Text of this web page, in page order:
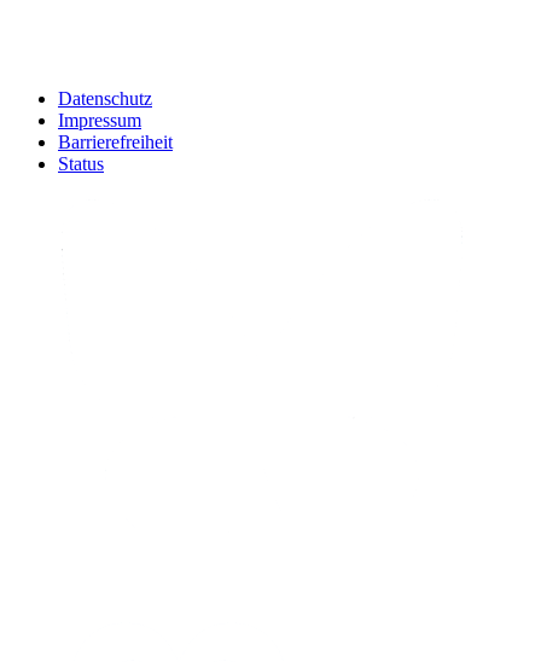
Datenschutz
Impressum
Barrierefreiheit
Status